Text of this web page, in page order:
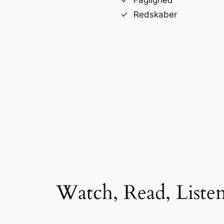
Redskaber
Watch, Read,